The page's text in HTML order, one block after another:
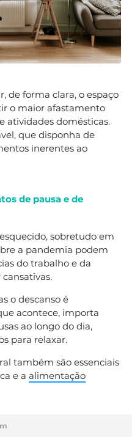
de forma clara, o espaço
o maior afastamento
atividades domésticas.
que disponha de
inerentes ao
de pausa e de
sobretudo em
a pandemia podem
do trabalho e da
o descanso é
acontece, importa
ao longo do dia,
para relaxar.
também são essenciais
e a alimentação